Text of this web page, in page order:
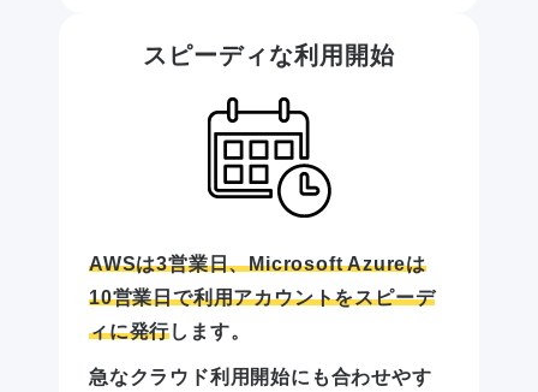
スピーディな利用開始
AWSは3営業日、Microsoft Azureは
10営業日で利用アカウントをスピーデ
ィに発行します。
急なクラウド利用開始にも合わせやす